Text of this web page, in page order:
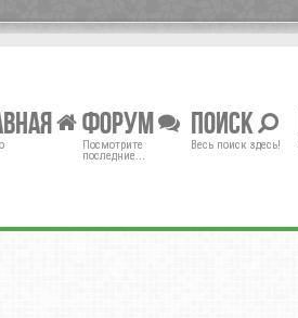
Форум
Посмотрите
последние...
Поиск
Весь поиск здесь!